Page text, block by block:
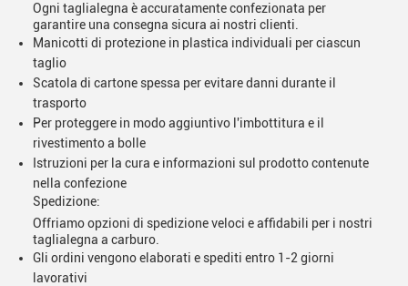
Ogni taglialegna è accuratamente confezionata per
garantire una consegna sicura ai nostri clienti.
Manicotti di protezione in plastica individuali per ciascun
taglio
Scatola di cartone spessa per evitare danni durante il
trasporto
Per proteggere in modo aggiuntivo l'imbottitura e il
rivestimento a bolle
Istruzioni per la cura e informazioni sul prodotto contenute
nella confezione
Spedizione:
Offriamo opzioni di spedizione veloci e affidabili per i nostri
taglialegna a carburo.
Gli ordini vengono elaborati e spediti entro 1-2 giorni
lavorativi